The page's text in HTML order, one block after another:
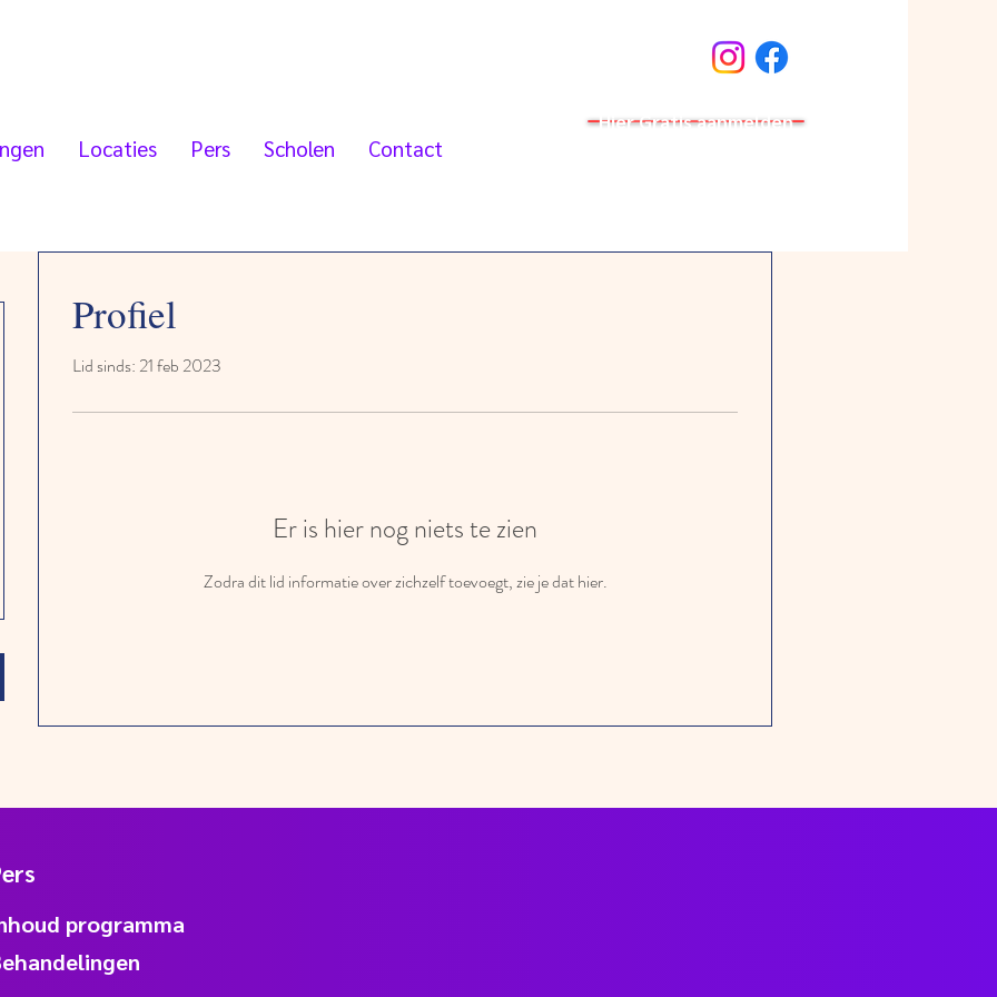
Locaties Pers Scholen Contact
Hier Gratis aanmelden
Profiel
Lid sinds: 21 feb 2023
Er is hier nog niets te zien
Zodra dit lid informatie over zichzelf toevoegt, zie je dat hier.
programma